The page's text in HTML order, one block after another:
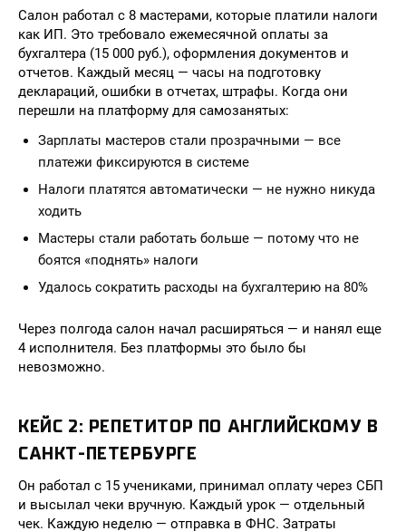
Салон работал с 8 мастерами, которые платили налоги
как ИП. Это требовало ежемесячной оплаты за
бухгалтера (15 000 руб.), оформления документов и
отчетов. Каждый месяц — часы на подготовку
деклараций, ошибки в отчетах, штрафы. Когда они
перешли на платформу для самозанятых:
Зарплаты мастеров стали прозрачными — все
платежи фиксируются в системе
Налоги платятся автоматически — не нужно никуда
ходить
Мастеры стали работать больше — потому что не
боятся «поднять» налоги
Удалось сократить расходы на бухгалтерию на 80%
Через полгода салон начал расширяться — и нанял еще
4 исполнителя. Без платформы это было бы
невозможно.
КЕЙС 2: РЕПЕТИТОР ПО АНГЛИЙСКОМУ В
САНКТ-ПЕТЕРБУРГЕ
Он работал с 15 учениками, принимал оплату через СБП
и высылал чеки вручную. Каждый урок — отдельный
чек. Каждую неделю — отправка в ФНС. Затраты